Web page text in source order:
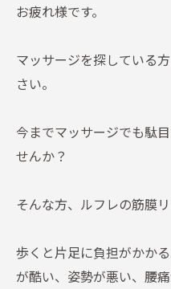
お疲れ様です。
マッサージを探している
さい。
今までマッサージでも駄
せんか？
そんな方、ルフレの筋膜
歩くと片足に負担がかか
が酷い、姿勢が悪い、腰